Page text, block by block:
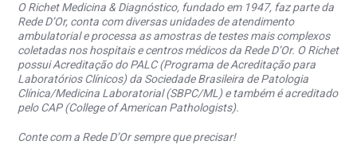
O Richet Medicina & Diagnóstico, fundado em 1947, faz parte da
Rede D’Or, conta com diversas unidades de atendimento
ambulatorial e processa as amostras de testes mais complexos
coletadas nos hospitais e centros médicos da Rede D’Or. O Richet
possui Acreditação do PALC (Programa de Acreditação para
Laboratórios Clínicos) da Sociedade Brasileira de Patologia
Clínica/Medicina Laboratorial (SBPC/ML) e também é acreditado
pelo CAP (College of American Pathologists).
Conte com a Rede D’Or sempre que precisar!